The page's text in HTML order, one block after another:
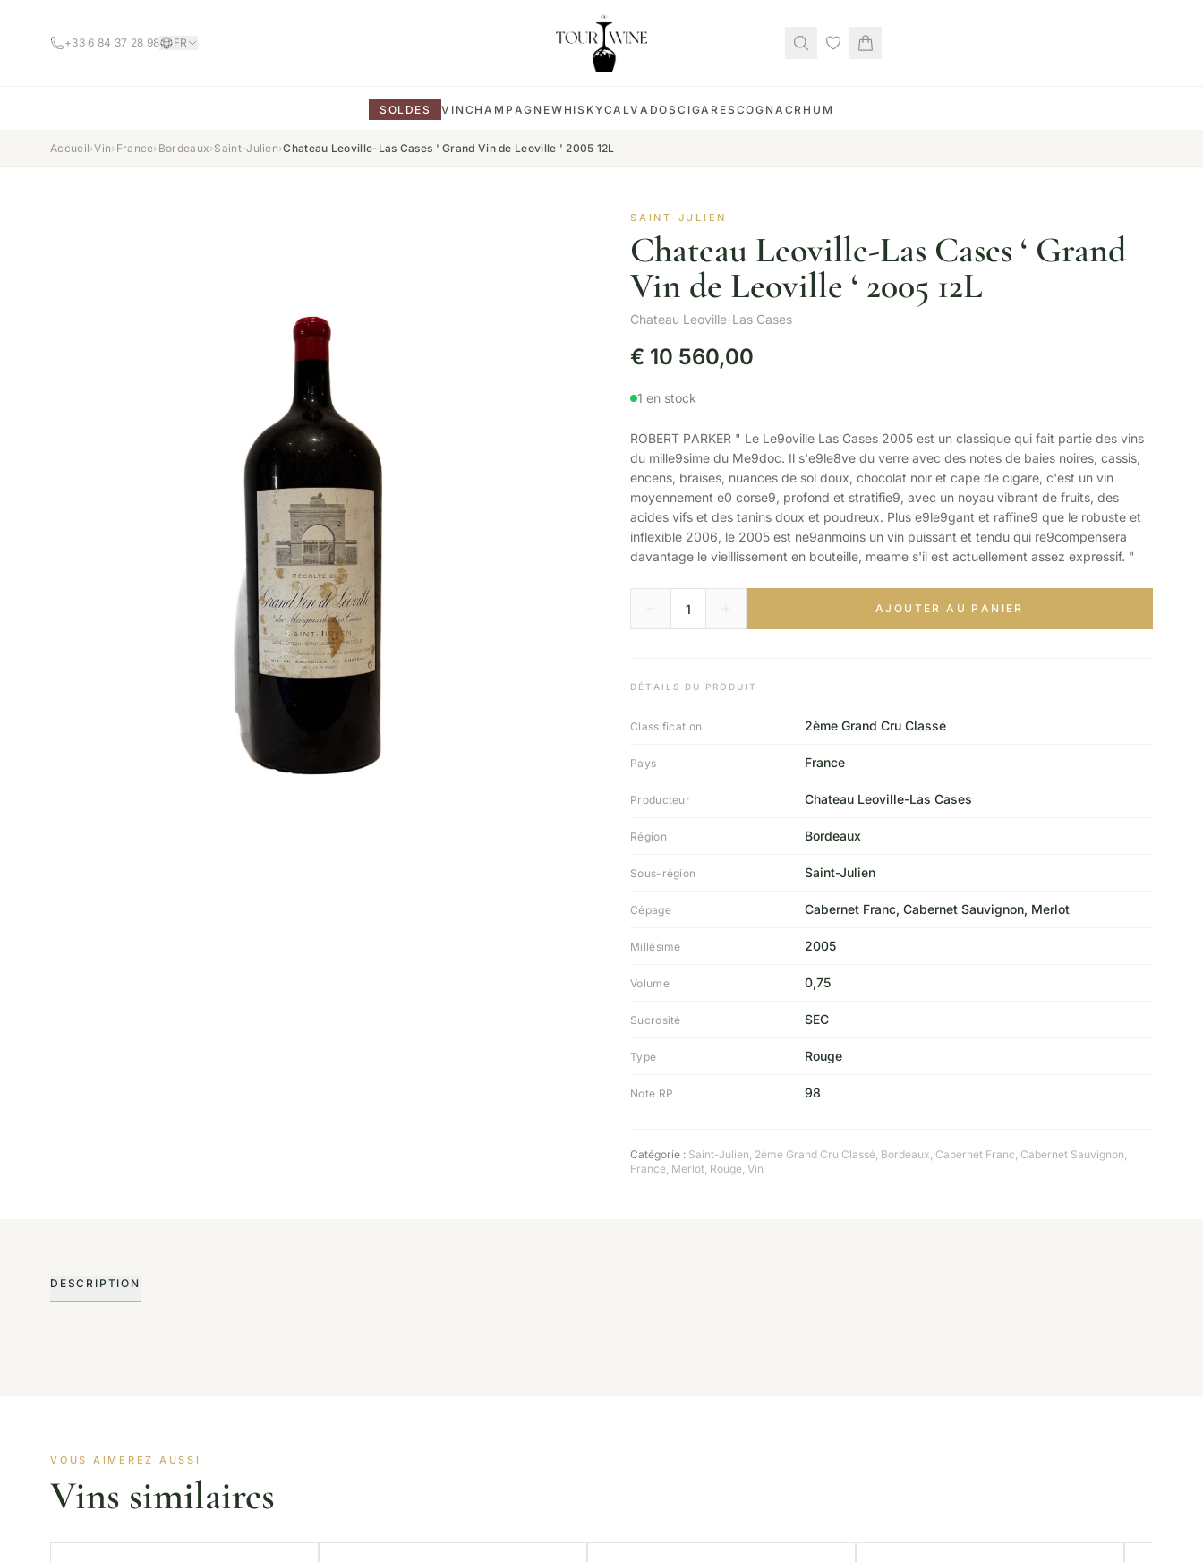
+33 6 84 37 28 98 FR
SOLDES VIN CHAMPAGNEWHISKYCALVADOS CIGARES COGNAC RHUM
Accueil›Vin› France› Bordeaux›Saint-Julien›Chateau Leoville-Las Cases ' Grand Vin de Leoville ' 2005 12L
SAINT-JULIEN
Chateau Leoville-Las Cases ‘ Grand
Vin de Leoville ‘ 2005 12L
Chateau Leoville-Las Cases
€ 10 560,00
1 en stock
ROBERT PARKER " Le Le9oville Las Cases 2005 est un classique qui fait partie des vins
du mille9sime du Me9doc. Il s'e9le8ve du verre avec des notes de baies noires, cassis,
encens, braises, nuances de sol doux, chocolat noir et cape de cigare, c'est un vin
moyennement e0 corse9, profond et stratifie9, avec un noyau vibrant de fruits, des
acides vifs et des tanins doux et poudreux. Plus e9le9gant et raffine9 que le robuste et
inflexible 2006, le 2005 est ne9anmoins un vin puissant et tendu qui re9compensera
davantage le vieillissement en bouteille, meame s'il est actuellement assez expressif. "
AJOUTER AU PANIER
DÉTAILS DU PRODUIT
Classification 2ème Grand Cru Classé
Pays France
Producteur Chateau Leoville-Las Cases
Région Bordeaux
Sous-région Saint-Julien
Cépage Cabernet Franc, Cabernet Sauvignon, Merlot
Millésime 2005
Volume 0,75
Sucrosité SEC
Type Rouge
Note RP 98
Catégorie : Saint-Julien, 2ème Grand Cru Classé, Bordeaux, Cabernet Franc, Cabernet Sauvignon,
France, Merlot, Rouge, Vin
DESCRIPTION
VOUS AIMEREZ AUSSI
Vins similaires